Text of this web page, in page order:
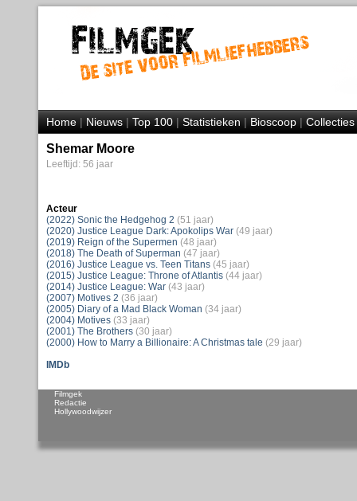
Home|Nieuws|Top 100|Statistieken|Bioscoop|Collecties
Shemar Moore
Leeftijd: 56 jaar
Acteur
(2022) Sonic the Hedgehog 2 (51 jaar)
(2020) Justice League Dark: Apokolips War (49 jaar)
(2019) Reign of the Supermen (48 jaar)
(2018) The Death of Superman (47 jaar)
(2016) Justice League vs. Teen Titans (45 jaar)
(2015) Justice League: Throne of Atlantis (44 jaar)
(2014) Justice League: War (43 jaar)
(2007) Motives 2 (36 jaar)
(2005) Diary of a Mad Black Woman (34 jaar)
(2004) Motives (33 jaar)
(2001) The Brothers (30 jaar)
(2000) How to Marry a Billionaire: A Christmas tale (29 jaar)
IMDb
Filmgek
Redactie
Hollywoodwijzer